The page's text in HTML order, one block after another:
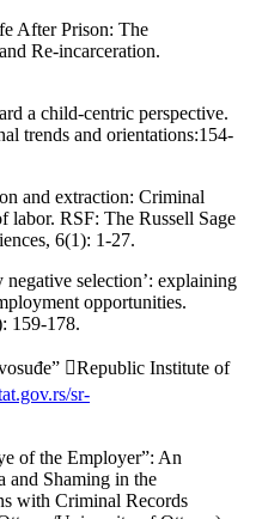
After Prison: The
Re-incarceration.
a child-centric perspective.
trends and orientations:154-
and extraction: Criminal
labor. RSF: The Russell Sage
6(1): 1-27.
selection’: explaining
opportunities.
159-178.
Republic Institute of
sr-
of the Employer”: An
and Shaming in the
with Criminal Records